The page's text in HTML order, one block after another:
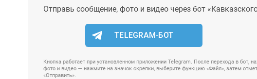
Отправь сообщение, фото и видео через бот
TELEGRAM-БОТ
Кнопка работает при установленном приложении Telegram. После перехода в бот,
фото и видео — нажмите на значок скрепки, выберите функцию «Файл», затем
«Отправить».